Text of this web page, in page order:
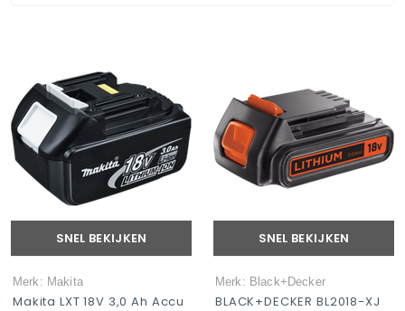
SNEL BEKIJKEN
Merk: Makita
Makita LXT 18V 3,0 Ah Accu
SNEL BEKIJKEN
Merk: Black+Decker
BLACK+DECKER BL2018-XJ